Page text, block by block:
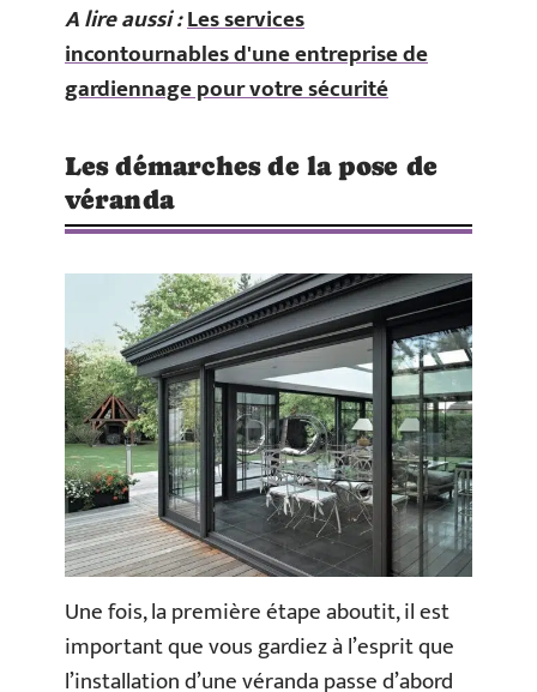
A lire aussi :Les services
incontournables d'une entreprise de
gardiennage pour votre sécurité
Les démarches de la pose de
véranda
Une fois, la première étape aboutit, il est
important que vous gardiez à l’esprit que
l’installation d’une véranda passe d’abord